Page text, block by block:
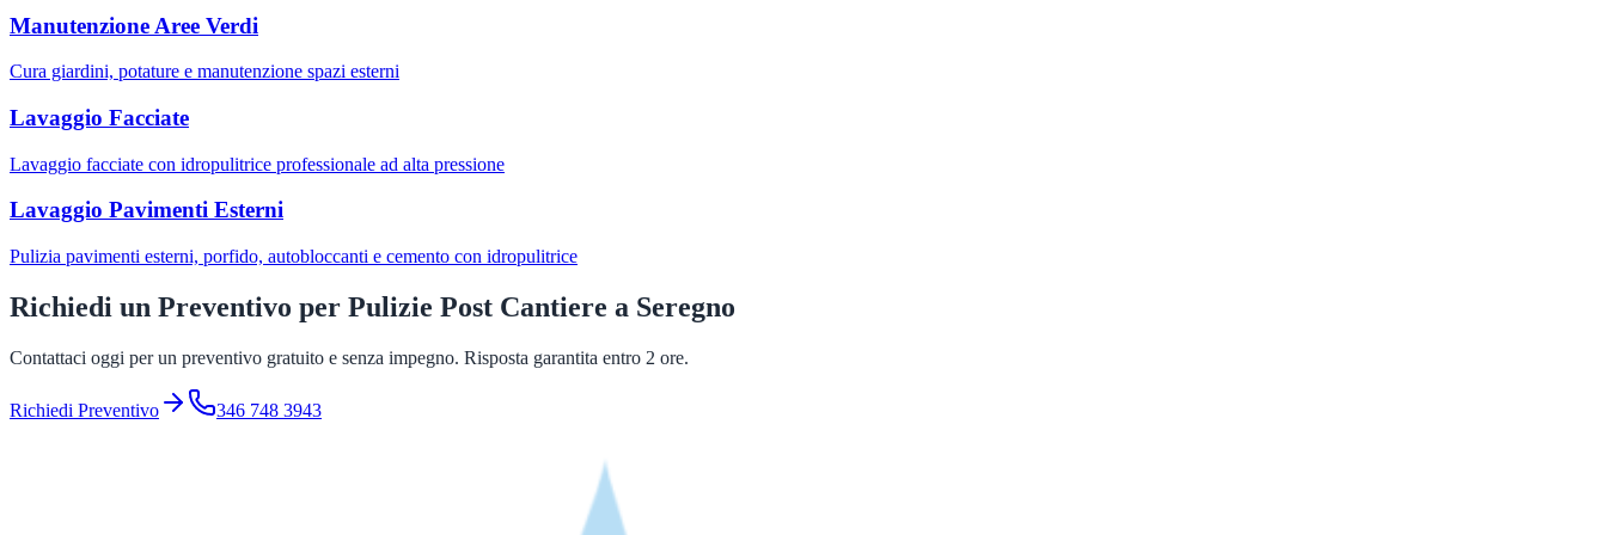
Manutenzione Aree Verdi
Cura giardini, potature e manutenzione spazi esterni
Lavaggio Facciate
Lavaggio facciate con idropulitrice professionale ad alta pressione
Lavaggio Pavimenti Esterni
Pulizia pavimenti esterni, porfido, autobloccanti e cemento con idropulitrice
Richiedi un Preventivo per Pulizie Post Cantiere a Seregno
Contattaci oggi per un preventivo gratuito e senza impegno. Risposta garantita entro 2 ore.
Richiedi Preventivo 346 748 3943